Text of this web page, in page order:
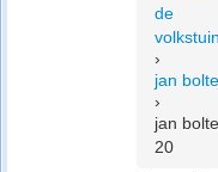
de
›
jan
›
jan
20